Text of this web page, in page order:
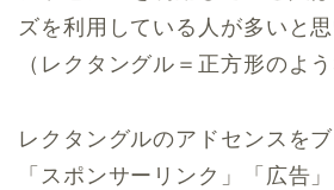
ズを利用している人が多いと思
（レクタングル＝正方形のよう
レクタングルのアドセンスを
「スポンサーリンク」「広告